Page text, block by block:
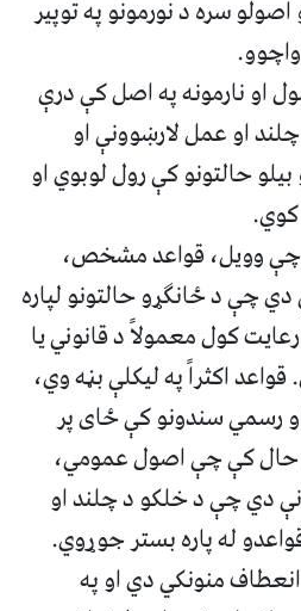
سره د نورمونو په توپیر
او نارمونه په اصل کې درې
او عمل لارښوونې او
حالتونو کې رول لوبوي او
چې وویل، قواعد مشخص،
چې د ځانګړو حالتونو لپاره
کول معمولاً د قانوني یا
اکثراً په لیکلې بڼه وي،
رسمي سندونو کې ځای پر
کې چې اصول عمومي،
دي چې د خلکو د چلند او
له پاره بستر جوړوي.
منونکي دي او په